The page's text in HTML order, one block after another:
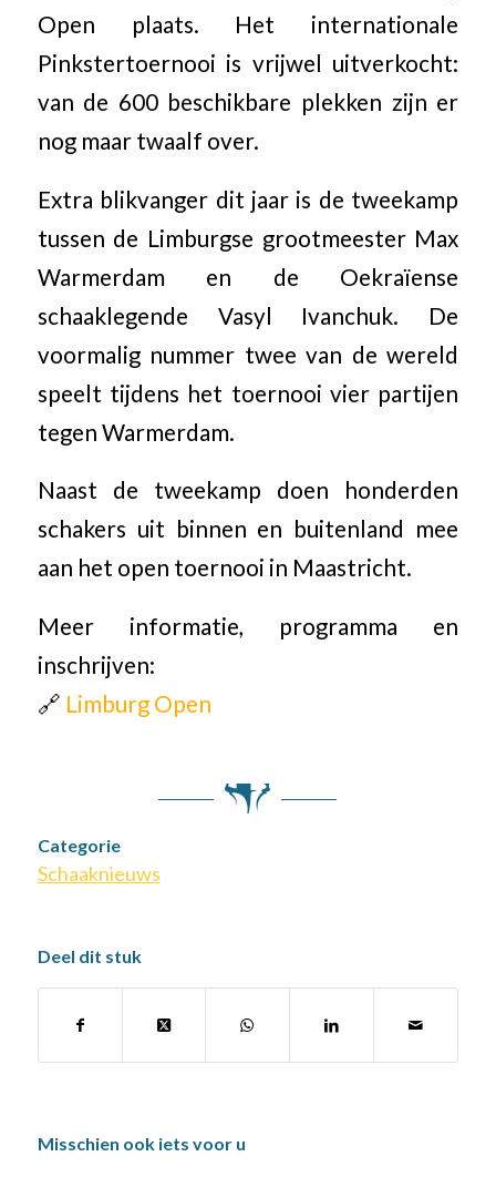
Open plaats. Het internationale
Pinkstertoernooi is vrijwel uitverkocht:
van de 600 beschikbare plekken zijn er
nog maar twaalf over.
Extra blikvanger dit jaar is de tweekamp
tussen de Limburgse grootmeester Max
Warmerdam en de Oekraïense
schaaklegende Vasyl Ivanchuk. De
voormalig nummer twee van de wereld
speelt tijdens het toernooi vier partijen
tegen Warmerdam.
Naast de tweekamp doen honderden
schakers uit binnen en buitenland mee
aan het open toernooi in Maastricht.
Meer informatie, programma en
inschrijven:
🔗 Limburg Open
Categorie
Schaaknieuws
Deel dit stuk
Misschien ook iets voor u